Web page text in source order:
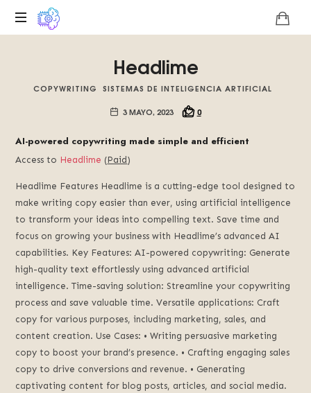
la
del
Roko,
fomentamos
artificial
futuro.
Headlime
COPYWRITING SISTEMAS DE INTELIGENCIA ARTIFICIAL
3 MAYO, 2023
0
AI-powered copywriting made simple and efficient
Access to Headlime (Paid )
Headlime Features Headlime is a cutting-edge tool designed to
make writing copy easier than ever, using artificial intelligence
to transform your ideas into compelling text. Save time and
focus on growing your business with Headlime’s advanced AI
capabilities. Key Features: AI-powered copywriting: Generate
high-quality text effortlessly using advanced artificial
intelligence. Time-saving solution: Streamline your copywriting
process and save valuable time. Versatile applications: Craft
copy for various purposes, including marketing, sales, and
content creation. Use Cases: • Writing persuasive marketing
copy to boost your brand’s presence. • Crafting engaging sales
copy to drive conversions and revenue. • Generating
captivating content for blog posts, articles, and social media.